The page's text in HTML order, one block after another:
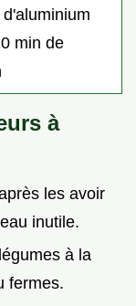
min de
à
les avoir
inutile.
à la
fermes.